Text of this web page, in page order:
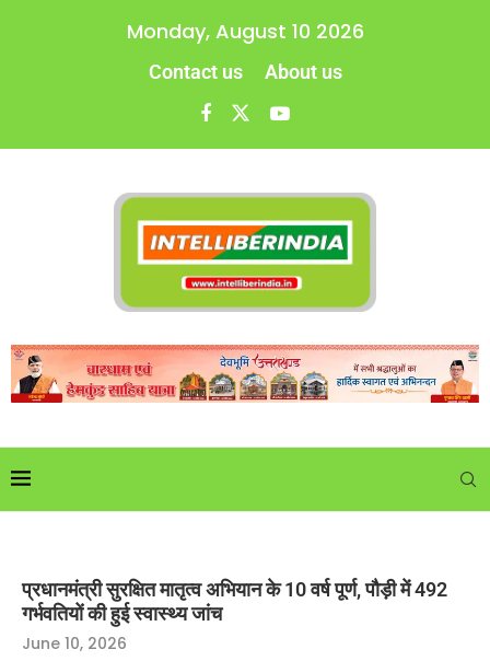
Monday, August 10 2026
Contact us About us
प्रधानमंत्री सुरक्षित मातृत्व अभियान के 10 वर्ष पूर्ण, पौड़ी में 492
गर्भवतियों की हुई स्वास्थ्य जांच
June 10, 2026